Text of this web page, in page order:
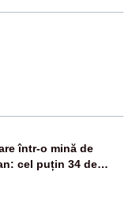
într-o mină de
cel puțin 34 de